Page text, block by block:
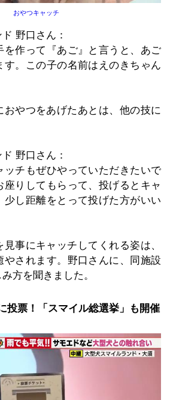
おやつキャッチ
野口さん：
を作って『あご』と言うと、あご
す。この子の名前はえのきちゃん
おやつをあげたあとは、他の技に
野口さん：
ッチもぜひやっていただきたいで
座りしてもらって、投げるとキャ
少し距離をとって投げた方がいい
見事にキャッチしてくれる姿は、
やされます。野口さんに、同施設
方を聞きました。
投票！「スマイル総選挙」も開催